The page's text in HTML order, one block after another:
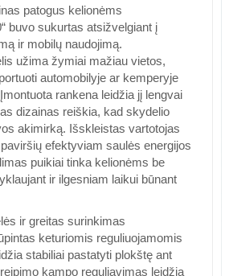
patogus kelionėms
buvo sukurtas atsižvelgiant į
ir mobilų naudojimą.
užima žymiai mažiau vietos,
automobilyje ar kemperyje
rankena leidžia jį lengvai
dizainas reiškia, kad skydelio
akimirką. Išskleistas vartotojas
efektyviam saulės energijos
puikiai tinka kelionėms be
ir ilgesniam laikui būnant
ir greitas surinkimas
keturiomis reguliuojamomis
stabiliai pastatyti plokštę ant
kampo reguliavimas leidžia